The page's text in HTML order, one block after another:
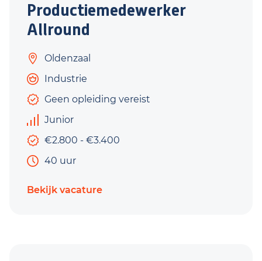
Productiemedewerker
Allround
Oldenzaal
Industrie
Geen opleiding vereist
Junior
€2.800 - €3.400
40 uur
Bekijk vacature